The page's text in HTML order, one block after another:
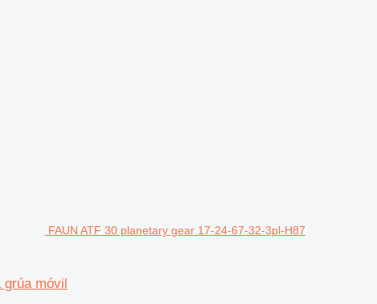
FAUN ATF 30 planetary gear 17-24-67-32-3pl-H87
grúa móvil